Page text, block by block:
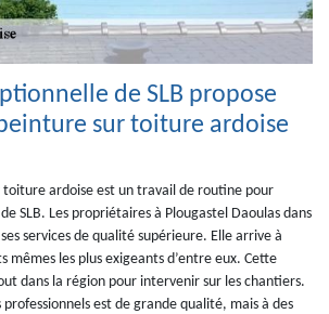
de SLB propose
sur toiture ardoise
toiture ardoise est un travail de routine pour
SLB. Les propriétaires à Plougastel Daoulas dans
services de qualité supérieure. Elle arrive à
mêmes les plus exigeants d’entre eux. Cette
dans la région pour intervenir sur les chantiers.
est de grande qualité, mais à des